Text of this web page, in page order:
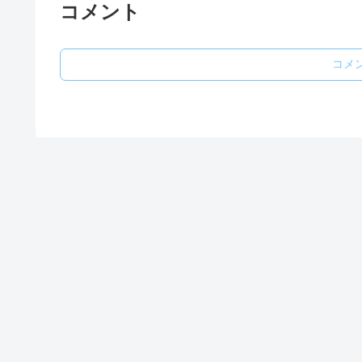
コメント
コメ